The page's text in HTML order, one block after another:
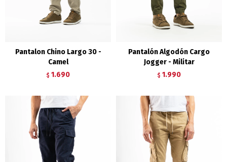
Pantalon Chino Largo 30 -
Camel
$ 1.690
Pantalón Algodón Cargo
Jogger - Militar
$ 1.990